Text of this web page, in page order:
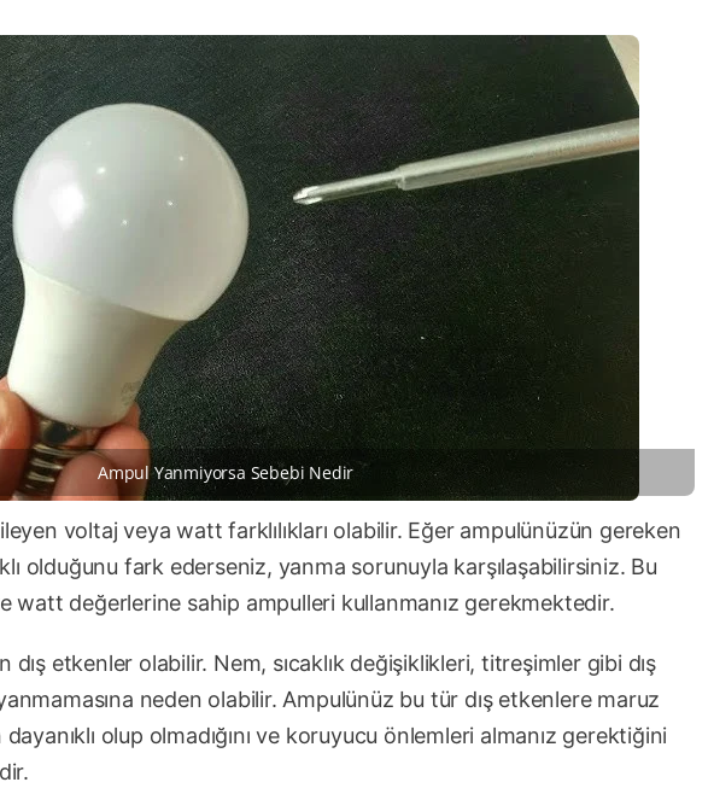
Ampul Yanmiyorsa Sebebi Nedir
voltaj veya watt farklılıkları olabilir. Eğer ampulünüzün gereken
olduğunu fark ederseniz, yanma sorunuyla karşılaşabilirsiniz. Bu
watt değerlerine sahip ampulleri kullanmanız gerekmektedir.
dış etkenler olabilir. Nem, sıcaklık değişiklikleri, titreşimler gibi dış
neden olabilir. Ampulünüz bu tür dış etkenlere maruz
olup olmadığını ve koruyucu önlemleri almanız gerektiğini